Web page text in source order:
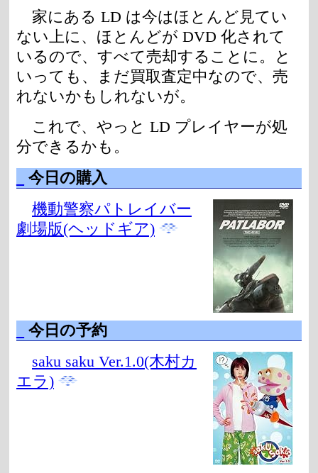
家にある LD は今はほとんど見てい
ない上に、ほとんどが DVD 化されて
いるので、すべて売却することに。と
いっても、まだ買取査定中なので、売
れないかもしれないが。
これで、やっと LD プレイヤーが処
分できるかも。
今日の購入
機動警察パトレイバー
劇場版(ヘッドギア)
今日の予約
saku saku Ver.1.0(木村カ
エラ)